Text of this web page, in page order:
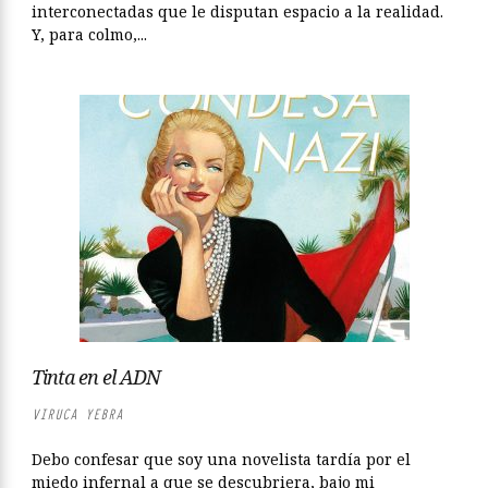
interconectadas que le disputan espacio a la realidad.
Y, para colmo,...
Tinta en el ADN
VIRUCA YEBRA
Debo confesar que soy una novelista tardía por el
miedo infernal a que se descubriera, bajo mi